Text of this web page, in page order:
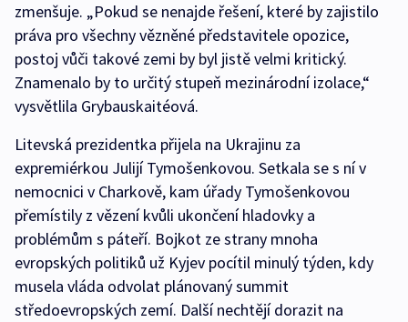
zmenšuje. „Pokud se nenajde řešení, které by zajistilo
práva pro všechny vězněné představitele opozice,
postoj vůči takové zemi by byl jistě velmi kritický.
Znamenalo by to určitý stupeň mezinárodní izolace,“
vysvětlila Grybauskaitéová.
Litevská prezidentka přijela na Ukrajinu za
expremiérkou Julijí Tymošenkovou. Setkala se s ní v
nemocnici v Charkově, kam úřady Tymošenkovou
přemístily z vězení kvůli ukončení hladovky a
problémům s páteří. Bojkot ze strany mnoha
evropských politiků už Kyjev pocítil minulý týden, kdy
musela vláda odvolat plánovaný summit
středoevropských zemí. Další nechtějí dorazit na